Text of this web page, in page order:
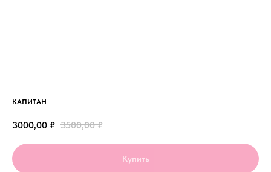
КАПИТАН
3000,00 ₽ 3500,00 ₽
Купить